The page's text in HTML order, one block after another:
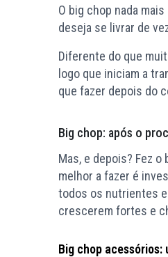
O big chop nada
deseja se livrar de
Diferente do que
logo que iniciam a
que fazer depois do
Big chop: após o
Mas, e depois? Fez
melhor a fazer é
todos os nutrientes
crescerem fortes e
Big chop acessórios: